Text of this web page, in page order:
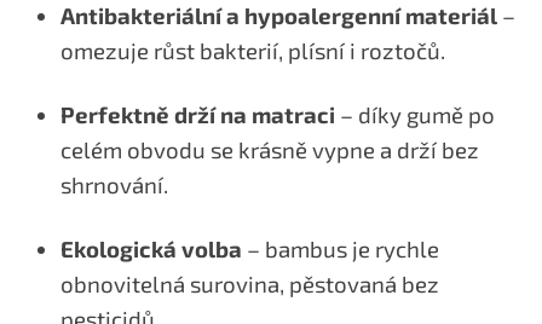
Antibakteriální a hypoalergenní materiál –
omezuje růst bakterií, plísní i roztočů.
Perfektně drží na matraci – díky gumě po
celém obvodu se krásně vypne a drží bez
shrnování.
Ekologická volba – bambus je rychle
obnovitelná surovina, pěstovaná bez